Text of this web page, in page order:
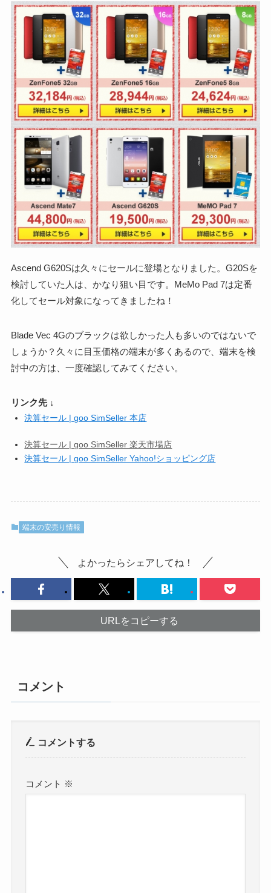
Ascend G620Sは久々にセールに登場となりました。G20Sを
検討していた人は、かなり狙い目です。MeMo Pad 7は定番
化してセール対象になってきましたね！
Blade Vec 4Gのブラックは欲しかった人も多いのではないで
しょうか？久々に目玉価格の端末が多くあるので、端末を検
討中の方は、一度確認してみてください。
リンク先 ↓
決算セール | goo SimSeller 本店
決算セール | goo SimSeller 楽天市場店
決算セール | goo SimSeller Yahoo!ショッピング店
端末の安売り情報
よかったらシェアしてね！
URLをコピーする
コメント
コメントする
コメント ※